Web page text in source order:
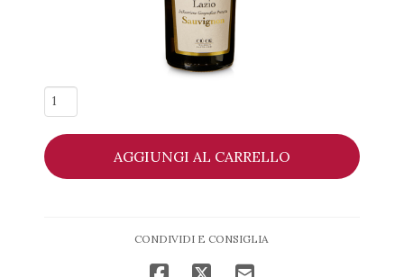
Poggiomasso
Lazio
IGP
Sauvignon
AGGIUNGI AL CARRELLO
CONDIVIDI E CONSIGLIA